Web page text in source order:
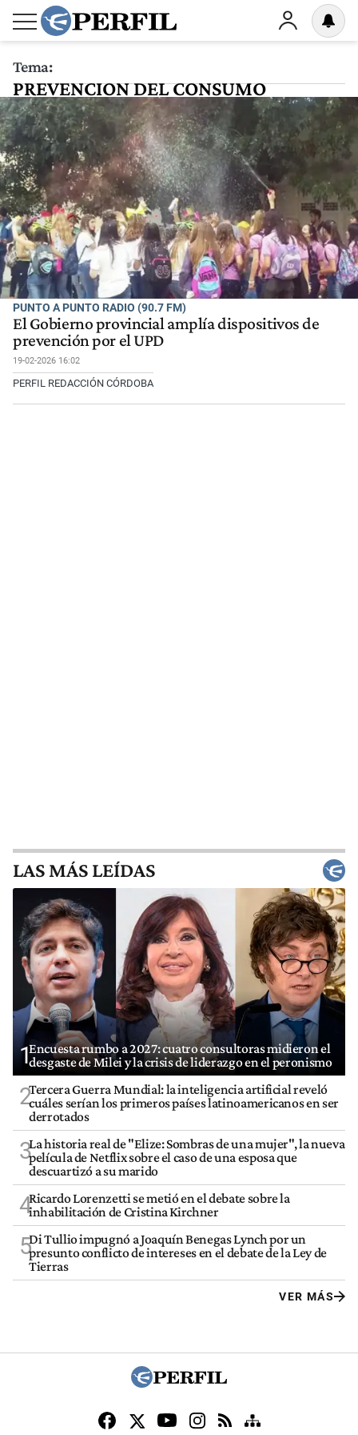
Tema:
PREVENCION DEL CONSUMO
PUNTO A PUNTO RADIO (90.7 FM)
El Gobierno provincial amplía dispositivos de
prevención por el UPD
19-02-2026 16:02
PERFIL REDACCIÓN CÓRDOBA
LAS MÁS LEÍDAS
1Encuesta rumbo a 2027: cuatro consultoras midieron el
desgaste de Milei y la crisis de liderazgo en el peronismo
2Tercera Guerra Mundial: la inteligencia artificial reveló
cuáles serían los primeros países latinoamericanos en ser
derrotados
3La historia real de "Elize: Sombras de una mujer", la nueva
película de Netflix sobre el caso de una esposa que
descuartizó a su marido
4Ricardo Lorenzetti se metió en el debate sobre la
inhabilitación de Cristina Kirchner
5Di Tullio impugnó a Joaquín Benegas Lynch por un
presunto conflicto de intereses en el debate de la Ley de
Tierras
VER MÁS